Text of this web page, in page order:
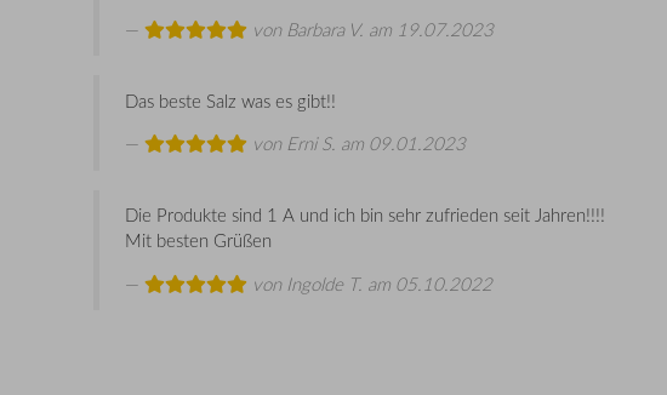
von Barbara V. am 19.07.2023
Das beste Salz was es gibt!!
von Erni S. am 09.01.2023
Die Produkte sind 1 A und ich bin sehr zufrieden seit Jahren!!!!
Mit besten Grüßen
von Ingolde T. am 05.10.2022